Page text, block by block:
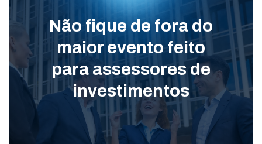
Não fique de fora do
maior evento feito
para assessores de
investimentos